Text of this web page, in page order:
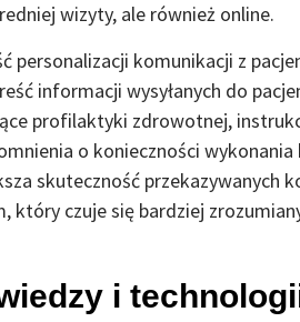
wizyty, ale również online.
komunikacji z
informacji wysyłanych do
profilaktyki zdrowotnej,
o konieczności
skuteczność przekazywanych
który czuje się bardziej
i